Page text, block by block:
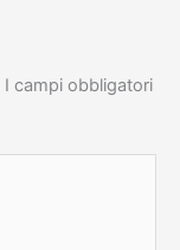
I campi obbligatori